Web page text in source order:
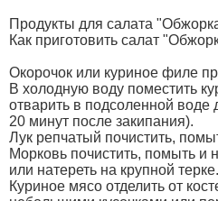
Продукты для салата
Как приготовить салат
Окорочок или куриное филе
В холодную воду поместить
отварить в подсоленной воде
20 минут после закипания).
Лук репчатый почистить,
Морковь почистить, помыть и
или натереть на крупной терке.
Куриное мясо отделить от